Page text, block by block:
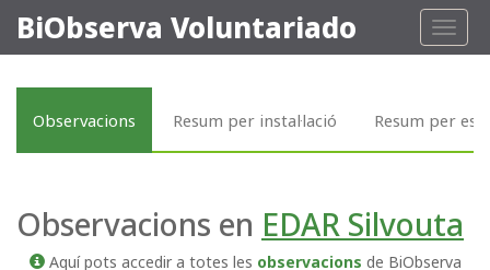
Toggle
BiObserva Voluntariado
Observacions Resum per instal·lació Resum per
Observacions en EDAR Silvouta
Aquí pots accedir a totes les observacions de BiObserva